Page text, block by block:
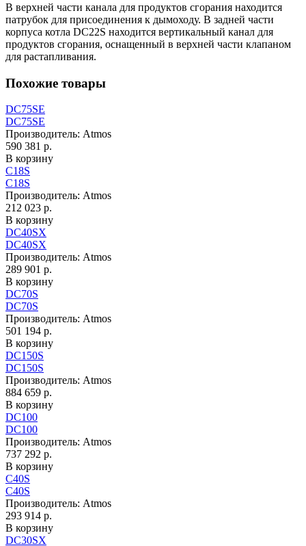
В верхней части канала для продуктов сгорания находится
патрубок для присоединения к дымоходу. В задней части
корпуса котла DC22S находится вертикальный канал для
продуктов сгорания, оснащенный в верхней части клапаном
для растапливания.
Похожие товары
DC75SE
DC75SE
Производитель: Atmos
590 381 р.
В корзину
C18S
C18S
Производитель: Atmos
212 023 р.
В корзину
DC40SX
DC40SX
Производитель: Atmos
289 901 р.
В корзину
DC70S
DC70S
Производитель: Atmos
501 194 р.
В корзину
DC150S
DC150S
Производитель: Atmos
884 659 р.
В корзину
DC100
DC100
Производитель: Atmos
737 292 р.
В корзину
C40S
C40S
Производитель: Atmos
293 914 р.
В корзину
DC30SX